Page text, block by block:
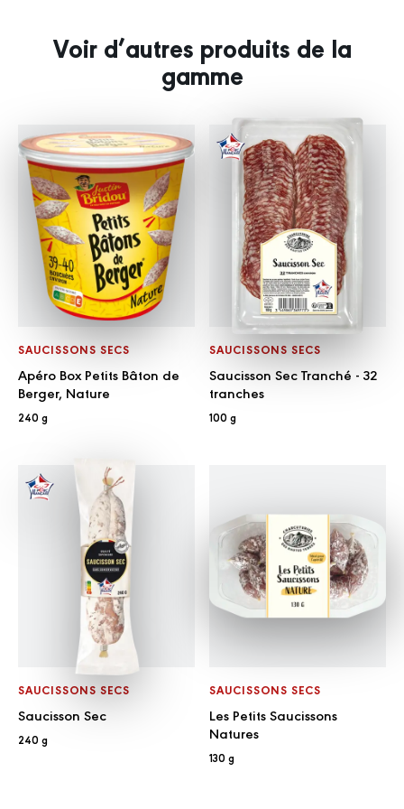
Voir d’autres produits de la
gamme
SAUCISSONS SECS
Apéro Box Petits Bâton de
Berger, Nature
240 g
SAUCISSONS SECS
Saucisson Sec Tranché - 32
tranches
100 g
SAUCISSONS SECS
Saucisson Sec
240 g
SAUCISSONS SECS
Les Petits Saucissons
Natures
130 g